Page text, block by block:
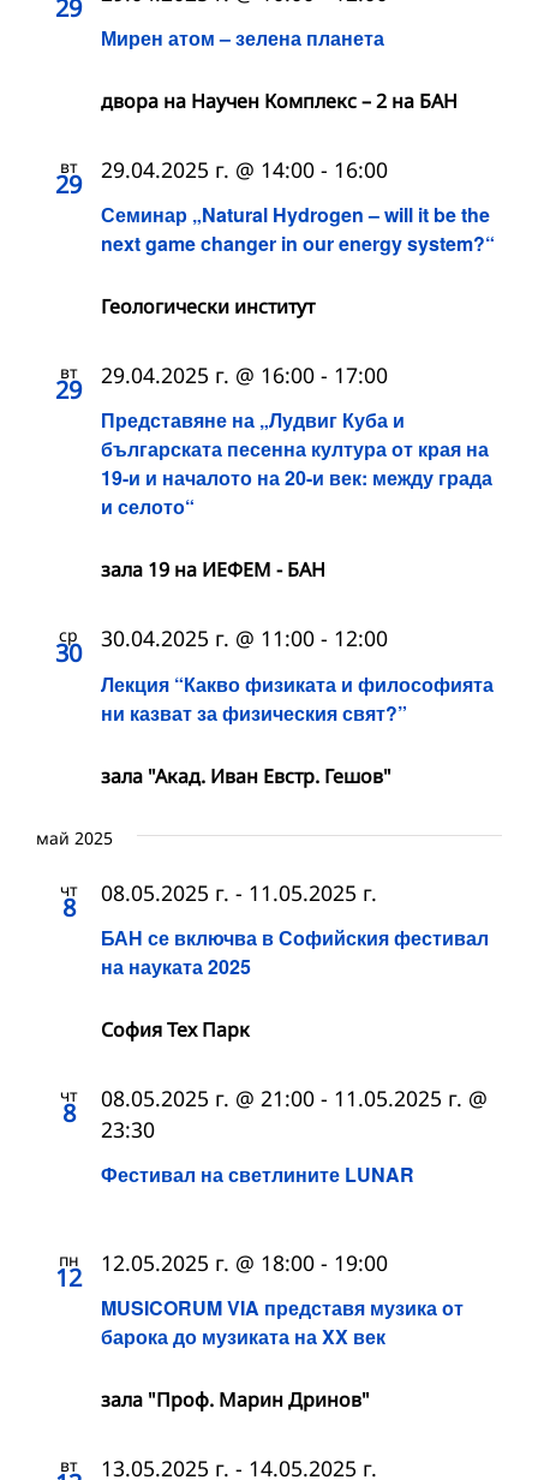
29
Мирен атом – зелена планета
двора на Научен Комплекс – 2 на БАН
вт
29
Семинар „Natural Hydrogen – will it be the
next game changer in our energy system?“
29.04.2025 г. @ 14:00 - 16:00
Геологически институт
вт
29
Представяне на „Лудвиг Куба и
българската песенна култура от края на
19-и и началото на 20-и век: между града
и селото“
29.04.2025 г. @ 16:00 - 17:00
зала 19 на ИЕФЕМ - БАН
ср
30
Лекция “Какво физиката и философията
ни казват за физическия свят?”
30.04.2025 г. @ 11:00 - 12:00
зала "Акад. Иван Евстр. Гешов"
май 2025
чт
8
БАН се включва в Софийския фестивал
на науката 2025
08.05.2025 г. - 11.05.2025 г.
София Тех Парк
чт
8
Фестивал на светлините LUNAR
08.05.2025 г. @ 21:00 - 11.05.2025 г. @
23:30
пн
12
MUSICORUM VIA представя музика от
барока до музиката на XX век
12.05.2025 г. @ 18:00 - 19:00
зала "Проф. Марин Дринов"
вт 13.05.2025 г. - 14.05.2025 г.